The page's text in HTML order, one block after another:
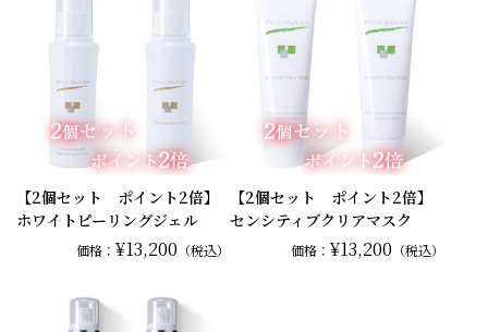
【2個セット ポイント2倍】
ホワイトピーリングジェル
価格：¥13,200 （税込）
【2個セット ポイント2倍】
センシティブクリアマスク
価格： ¥13,200 （税込）